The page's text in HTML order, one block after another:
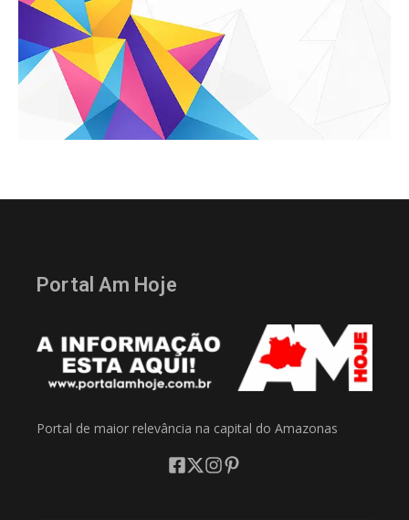
Portal Am Hoje
Portal de maior relevância na capital do Amazonas